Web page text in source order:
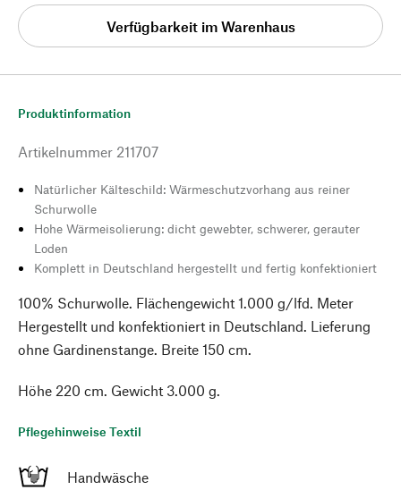
Verfügbarkeit im Warenhaus
Produktinformation
Artikelnummer 211707
Natürlicher Kälteschild: Wärmeschutzvorhang aus reiner
Schurwolle
Hohe Wärmeisolierung: dicht gewebter, schwerer, gerauter
Loden
Komplett in Deutschland hergestellt und fertig konfektioniert
100% Schurwolle. Flächengewicht 1.000 g/lfd. Meter
Hergestellt und konfektioniert in Deutschland. Lieferung
ohne Gardinenstange. Breite 150 cm.
Höhe 220 cm. Gewicht 3.000 g.
Pflegehinweise Textil
Handwäsche